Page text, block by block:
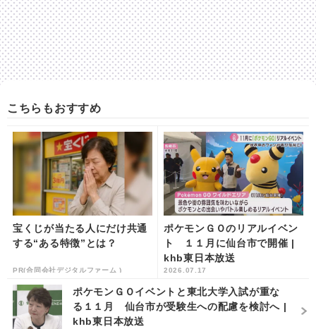
こちらもおすすめ
宝くじが当たる人にだけ共通
する“ある特徴”とは？
PR(合同会社デジタルファーム )
ポケモンＧＯのリアルイベン
ト １１月に仙台市で開催 |
khb東日本放送
2026.07.17
ポケモンＧＯイベントと東北大学入試が重な
る１１月 仙台市が受験生への配慮を検討へ |
khb東日本放送